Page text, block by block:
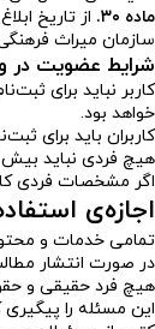
ماده ۳۰.
از تاریخ
سازمان میراث فرهنگی، صنایع دستی و گردشگری این شیوه
شرایط عضویت در
کاربر نباید برای
خواهد بود.
کاربران باید برای
هیچ فردی نباید
اگر مشخصات فردی
اجازه‌ی
تمامی خدمات و
در صورت انتشار
هیچ فرد حقیقی و
این مسئله را